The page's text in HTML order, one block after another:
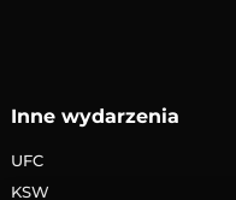
Inne wydarzenia
UFC
KSW